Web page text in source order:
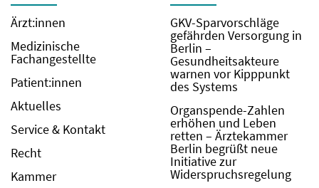
Ärzt:innen
Medizinische
Fachangestellte
Patient:innen
Aktuelles
Service & Kontakt
Recht
Kammer
GKV-Sparvorschläge
gefährden Versorgung in
Berlin –
Gesundheitsakteure
warnen vor Kipppunkt
des Systems
Organspende-Zahlen
erhöhen und Leben
retten – Ärztekammer
Berlin begrüßt neue
Initiative zur
Widerspruchsregelung